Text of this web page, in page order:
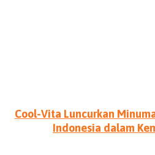
Cool-Vita Luncurkan
Indonesia dalam